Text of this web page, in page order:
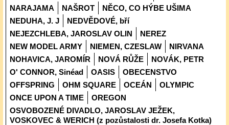
NARAJAMA
NAŠROT
NĚCO, CO HÝBE UŠIMA
NEDUHA, J. J
NEDVĚDOVÉ, bří
NEJEZCHLEBA, JAROSLAV OLIN
NEREZ
NEW MODEL ARMY
NIEMEN, CZESLAW
NIRVANA
NOHAVICA, JAROMÍR
NOVÁ RŮŽE
NOVÁK, PETR
O' CONNOR, Sinéad
OASIS
OBECENSTVO
OFFSPRING
OHM SQUARE OCEÁN
OLYMPIC
ONCE UPON A TIME
OREGON
OSVOBOZENÉ DIVADLO, JAROSLAV JEŽEK,
VOSKOVEC & WERICH (z pozůstalosti dr. Josefa Kotka)